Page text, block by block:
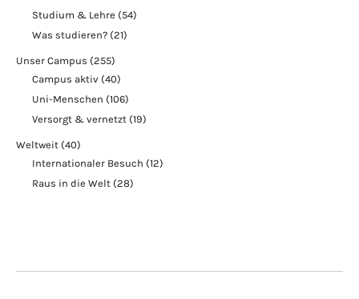
Studium & Lehre (54)
Was studieren? (21)
Unser Campus (255)
Campus aktiv (40)
Uni-Menschen (106)
Versorgt & vernetzt (19)
Weltweit (40)
Internationaler Besuch (12)
Raus in die Welt (28)